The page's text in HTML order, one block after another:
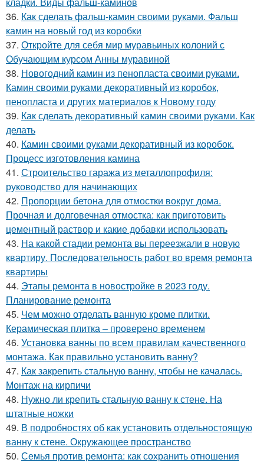
36. Как сделать фальш-камин своими руками. Фальш
камин на новый год из коробки
37. Откройте для себя мир муравьиных колоний с
Обучающим курсом Анны муравиной
38. Новогодний камин из пенопласта своими руками.
Камин своими руками декоративный из коробок,
пенопласта и других материалов к Новому году
39. Как сделать декоративный камин своими руками. Как
делать
40. Камин своими руками декоративный из коробок.
Процесс изготовления камина
41. Строительство гаража из металлопрофиля:
руководство для начинающих
42. Пропорции бетона для отмостки вокруг дома.
Прочная и долговечная отмостка: как приготовить
цементный раствор и какие добавки использовать
43. На какой стадии ремонта вы переезжали в новую
квартиру. Последовательность работ во время ремонта
квартиры
44. Этапы ремонта в новостройке в 2023 году.
Планирование ремонта
45. Чем можно отделать ванную кроме плитки.
Керамическая плитка – проверено временем
46. Установка ванны по всем правилам качественного
монтажа. Как правильно установить ванну?
47. Как закрепить стальную ванну, чтобы не качалась.
Монтаж на кирпичи
48. Нужно ли крепить стальную ванну к стене. На
штатные ножки
49. В подробностях об как установить отдельностоящую
ванну к стене. Окружающее пространство
50. Семья против ремонта: как сохранить отношения